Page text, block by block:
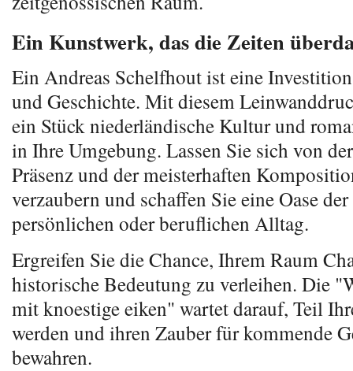
Ein Kunstwerk, das die Zeiten
Ein Andreas Schelfhout ist eine
und Geschichte. Mit diesem
ein Stück niederländische Kultur und
in Ihre Umgebung. Lassen Sie sich von
Präsenz und der meisterhaften
verzaubern und schaffen Sie eine Oase
persönlichen oder beruflichen Alltag.
Ergreifen Sie die Chance, Ihrem Raum
historische Bedeutung zu verleihen. Die
mit knoestige eiken" wartet darauf, Teil
werden und ihren Zauber für kommende
bewahren.